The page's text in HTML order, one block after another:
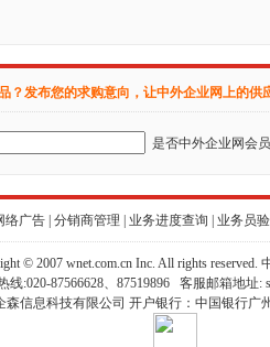
？发布您的求购意向，让中外企业网上的供
是否中外企业网会员
络广告 分销商管理 业务进度查询 业务员
© 2007 wnet.com.cn Inc. All rights reserved.
线:020-87566628、87519896 客服邮箱地址:
森信息科技有限公司 开户银行：中国银行广